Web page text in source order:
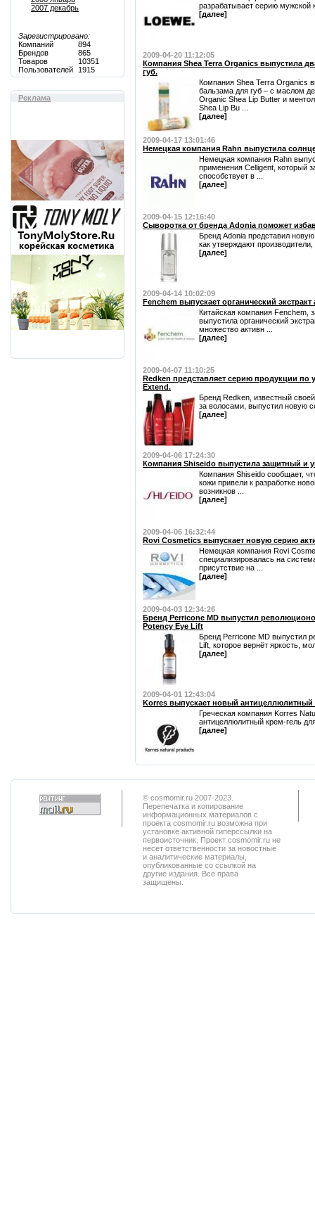
2007 декабрь
Зарегистрировано:
Компаний
894
Брендов
865
Товаров
10351
Пользователей
1915
Реклама
разрабатывает серию мужской
[далее]
2009-04-20 11:12:05
Компания Shea Terra Organics выпустила
губ.
Компания Shea Terra Organics
бальзама для губ – с маслом
Organic Shea Lip Butter и
Shea Lip Bu ...
[далее]
2009-04-17 13:01:46
Немецкая компания Rahn выпустила
Немецкая компания Rahn
применения Celligent, который
способствует в ...
[далее]
2009-04-15 12:16:40
Сыворотка от бренда Adonia поможет
Бренд Adonia представил
как утверждают производители,
[далее]
2009-04-14 10:02:09
Fenchem выпускает органический экстракт
Китайская компания Fenchem,
выпустила органический
множество активн ...
[далее]
2009-04-07 11:10:25
Redken представляет серию продукции
Extend.
Бренд Redken, известный
за волосами, выпустил новую
[далее]
2009-04-06 17:24:30
Компания Shiseido выпустила защитный и
Компания Shiseido сообщает,
кожи привели к разработке
возникнов ...
[далее]
2009-04-06 16:32:44
Rovi Cosmetics выпускает новую серию
Немецкая компания Rovi
специализировалась на
присутствие на ...
[далее]
2009-04-03 12:34:26
Бренд Perricone MD выпустил
Potency Eye Lift
Бренд Perricone MD выпустил
Lift, которое вернёт яркость,
[далее]
2009-04-01 12:43:04
Korres выпускает новый антицеллюлитный
Греческая компания Korres
антицеллюлитный крем-гель
[далее]
© cosmomir.ru 2007-2023.
Перепечатка и копирование
информационных материалов с
проекта cosmomir.ru возможна при
установке активной гиперссылки на
первоисточник. Проект cosmomir.ru не
несет ответственности за новостные
и аналитические материалы,
опубликованные со ссылкой на
другие издания. Все права
защищены.